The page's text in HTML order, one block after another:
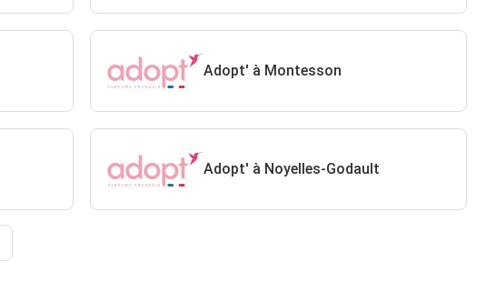
Adopt' à Montesson
Adopt' à Noyelles-Godault